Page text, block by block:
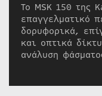
Το MSK 150 της
επαγγελματικό
δορυφορικά,
και οπτικά
ανάλυση